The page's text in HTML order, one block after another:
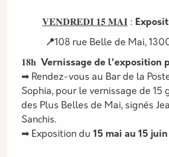
𝐕𝐄𝐍𝐃𝐑𝐄𝐃𝐈 𝟏𝟓 𝐌𝐀𝐈 :
📍108 rue Belle de Mai,
𝟏𝟖𝐡 Vernissage de l'exposition
➡ Rendez-vous au Bar de la
Sophia, pour le vernissage de 15
des Plus Belles de Mai, signés
Sanchis.
➡ Exposition du 15 mai au 15